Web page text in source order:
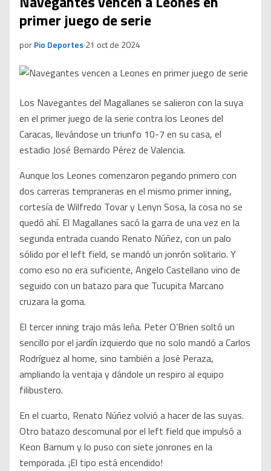
primer juego de serie
porPio Deportes·21 oct de 2024
Los Navegantes del Magallanes se salieron con la suya
en el primer juego de la serie contra los Leones del
Caracas, llevándose un triunfo 10-7 en su casa, el
estadio José Bernardo Pérez de Valencia.
Aunque los Leones comenzaron pegando primero con
dos carreras tempraneras en el mismo primer inning,
cortesía de Wilfredo Tovar y Lenyn Sosa, la cosa no se
quedó ahí. El Magallanes sacó la garra de una vez en la
segunda entrada cuando Renato Núñez, con un palo
sólido por el left field, se mandó un jonrón solitario. Y
como eso no era suficiente, Angelo Castellano vino de
seguido con un batazo para que Tucupita Marcano
cruzara la goma.
El tercer inning trajo más leña. Peter O’Brien soltó un
sencillo por el jardín izquierdo que no solo mandó a Carlos
Rodríguez al home, sino también a José Peraza,
ampliando la ventaja y dándole un respiro al equipo
filibustero.
En el cuarto, Renato Núñez volvió a hacer de las suyas.
Otro batazo descomunal por el left field que impulsó a
Keon Barnum y lo puso con siete jonrones en la
temporada. ¡El tipo está encendido!